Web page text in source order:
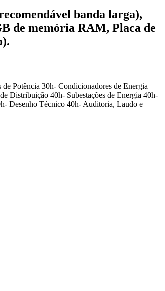
banda larga),
de memória RAM, Placa de
Potência 30h- Condicionadores de Energia
Distribuição 40h- Subestações de Energia 40h-
Desenho Técnico 40h- Auditoria, Laudo e